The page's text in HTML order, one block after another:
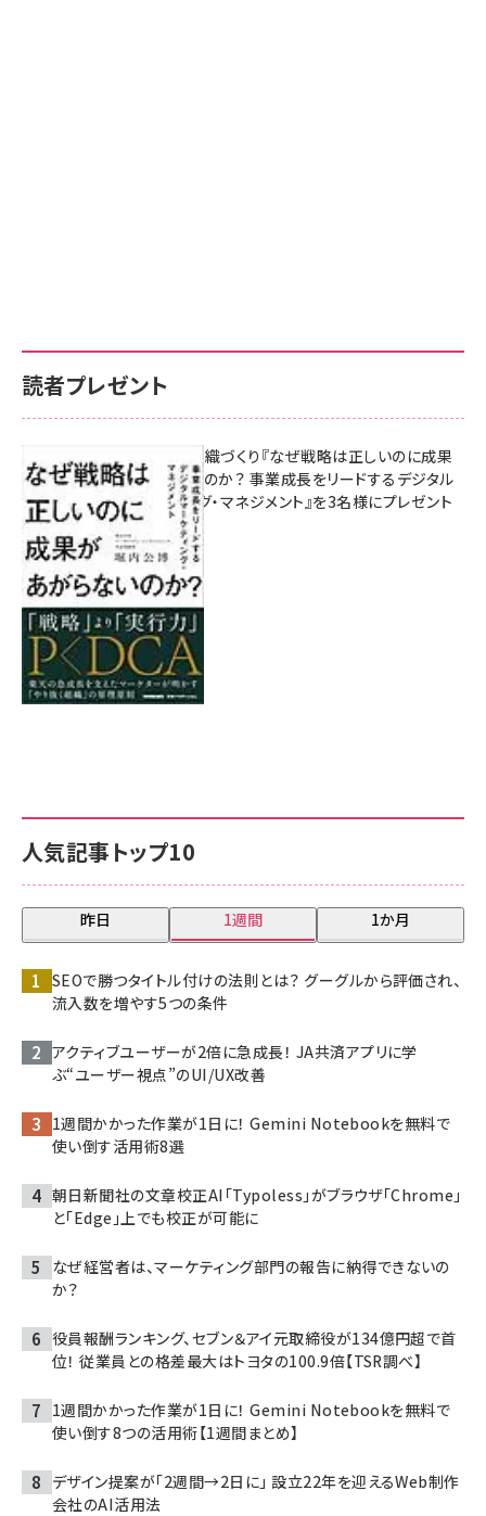
人気記事トップ10
昨日 1週間 1か月
SEOで勝つタイトル付けの法則とは？ グーグルから評価され、
流入数を増やす5つの条件
アクティブユーザーが2倍に急成長！ JA共済アプリに学
ぶ“ユーザー視点”のUI/UX改善
1週間かかった作業が1日に！ Gemini Notebookを無料で
使い倒す活用術8選
朝日新聞社の文章校正AI「Typoless」がブラウザ「Chrome」
と「Edge」上でも校正が可能に
なぜ経営者は、マーケティング部門の報告に納得できないの
か？
役員報酬ランキング、セブン＆アイ元取締役が134億円超で首
位！ 従業員との格差最大はトヨタの100.9倍【TSR調べ】
1週間かかった作業が1日に！ Gemini Notebookを無料で
使い倒す8つの活用術【1週間まとめ】
デザイン提案が「2週間→2日に」 設立22年を迎えるWeb制作
会社のAI活用法
読者プレゼント
成果を生む組織づくり『なぜ戦略は正しいのに成果
があがらないのか？ 事業成長をリードするデジタル
マーケティング・マネジメント』を3名様にプレゼント
8月7日 10:00